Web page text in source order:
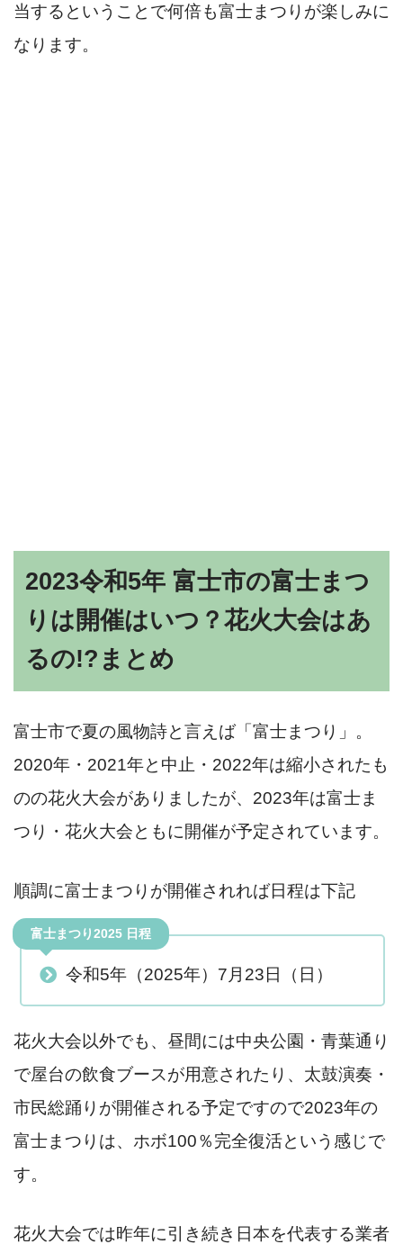
当するということで何倍も富士まつりが楽しみに
なります。
2023令和5年 富士市の富士まつ
りは開催はいつ？花火大会はあ
るの!?まとめ
富士市で夏の風物詩と言えば「富士まつり」。
2020年・2021年と中止・2022年は縮小されたも
のの花火大会がありましたが、2023年は富士ま
つり・花火大会ともに開催が予定されています。
順調に富士まつりが開催されれば日程は下記
富士まつり2025 日程
令和5年（2025年）7月23日（日）
花火大会以外でも、昼間には中央公園・青葉通り
で屋台の飲食ブースが用意されたり、太鼓演奏・
市民総踊りが開催される予定ですので2023年の
富士まつりは、ホボ100％完全復活という感じで
す。
花火大会では昨年に引き続き日本を代表する業者